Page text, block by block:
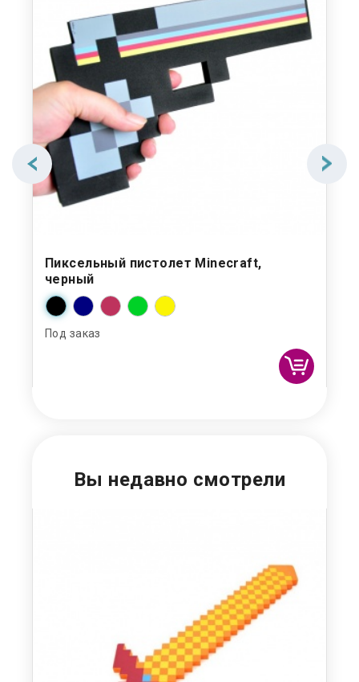
Пиксельный пистолет Minecraft,
черный
Под заказ
Вы недавно смотрели